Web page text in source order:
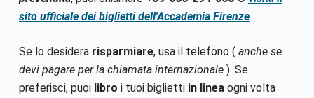
sito ufficiale dei biglietti dell'Accademia Firenze.
Se lo desidera risparmiare, usa il telefono ( anche se
devi pagare per la chiamata internazionale). Se
preferisci, puoi libro i tuoi biglietti in lineaogni volta